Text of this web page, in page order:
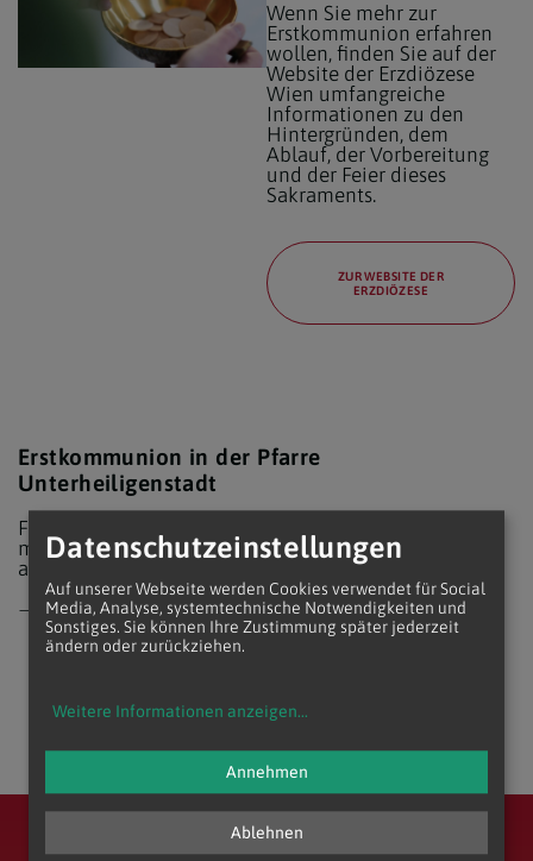
Wenn Sie mehr zur
Erstkommunion erfahren
wollen, finden Sie auf der
Website der Erzdiözese
Wien umfangreiche
Informationen zu den
Hintergründen, dem
Ablauf, der Vorbereitung
und der Feier dieses
Sakraments.
ZUR WEBSITE DER
ERZDIÖZESE
Erstkommunion in der Pfarre
Unterheiligenstadt
Für die Anmeldung Ihres Kindes zur Erstkommunion
melden Sie sich bitte bei uns. Wir geben Ihnen gerne
alle Informationen.
Kontakt
Vikariat Wien-Stadt
Entwicklungsraum Augustiner-Chorherren
Pfarre Unterheiligenstadt
Datenschutzeinstellungen
Auf unserer Webseite werden Cookies verwendet für Social
Media, Analyse, systemtechnische Notwendigkeiten und
Sonstiges. Sie können Ihre Zustimmung später jederzeit
ändern oder zurückziehen.
Weitere Informationen anzeigen...
Ablehnen
Annehmen